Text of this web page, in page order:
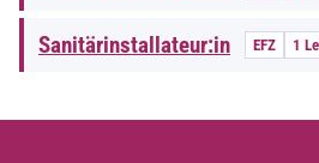
Sanitärinstallateur:in EFZ 1